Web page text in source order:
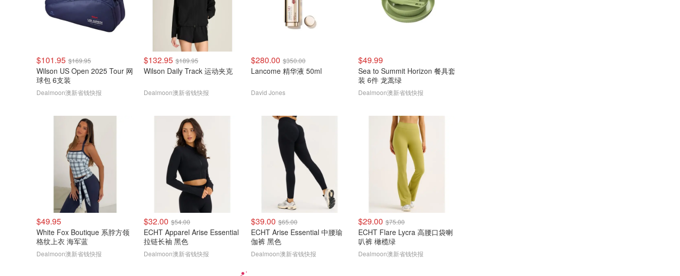
$101.95 $169.95
Wilson US Open 2025 Tour 网
球包 6支装
Dealmoon澳新省钱快报
$132.95 $189.95
Wilson Daily Track 运动夹克
Dealmoon澳新省钱快报
$280.00 $350.00
Lancome 精华液 50ml
David Jones
$49.99
Sea to Summit Horizon 餐具套
装 6件 龙蒿绿
Dealmoon澳新省钱快报
$49.95
White Fox Boutique 系脖方领
格纹上衣 海军蓝
Dealmoon澳新省钱快报
$32.00 $54.00
ECHT Apparel Arise Essential
拉链长袖 黑色
Dealmoon澳新省钱快报
$39.00 $65.00
ECHT Arise Essential 中腰瑜
伽裤 黑色
Dealmoon澳新省钱快报
$29.00 $75.00
ECHT Flare Lycra 高腰口袋喇
叭裤 橄榄绿
Dealmoon澳新省钱快报